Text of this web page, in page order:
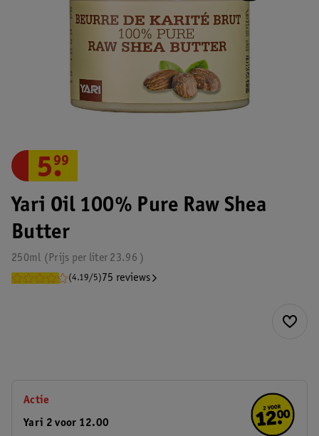
Yari Oil 100% Pure Raw Shea
Butter
250ml 23.96
Prijs per liter
(4.19/5) 75 reviews
5.
99
Actie
Yari 2 voor 12.00